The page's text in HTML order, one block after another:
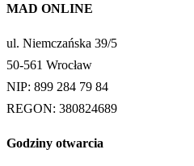
MAD ONLINE
ul. Niemczańska 39/5
50-561 Wrocław
NIP: 899 284 79 84
REGON: 380824689
Godziny otwarcia